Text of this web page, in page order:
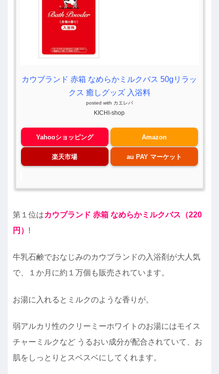
カウブランド 赤箱 なめらかミルクバス 50gリラッ
クス 癒しグッズ 入浴料
posted with カエレバ
KICHI-shop
Yahooショッピング Amazon
楽天市場 au PAY マーケット
第１位はカウブランド 赤箱 なめらかミルクバス（220
円） !
牛乳石鹸でおなじみのカウブランドの入浴剤が大人気
で、１か月に約１万個も販売されています。
お湯に入れるとミルクのような香りが。
弱アルカリ性のクリーミーホワイトのお湯にはモイス
チャーミルクなど うるおい成分が配合されていて、お
肌をしっとりとスベスベにしてくれます。